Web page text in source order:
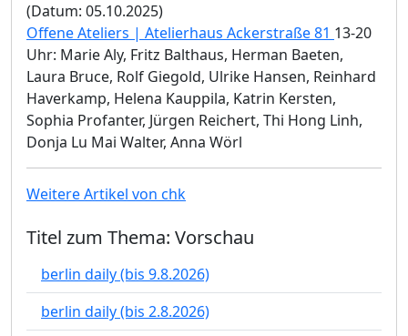
(Datum: 05.10.2025)
Offene Ateliers | Atelierhaus Ackerstraße 81 13-20
Uhr: Marie Aly, Fritz Balthaus, Herman Baeten,
Laura Bruce, Rolf Giegold, Ulrike Hansen, Reinhard
Haverkamp, Helena Kauppila, Katrin Kersten,
Sophia Profanter, Jürgen Reichert, Thi Hong Linh,
Donja Lu Mai Walter, Anna Wörl
Weitere Artikel von chk
Titel zum Thema: Vorschau
berlin daily (bis 9.8.2026)
berlin daily (bis 2.8.2026)